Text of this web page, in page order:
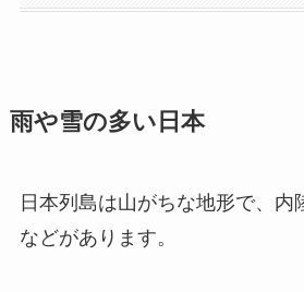
雨や雪の多い日本
日本列島は山がちな地形で、内
などがあります。